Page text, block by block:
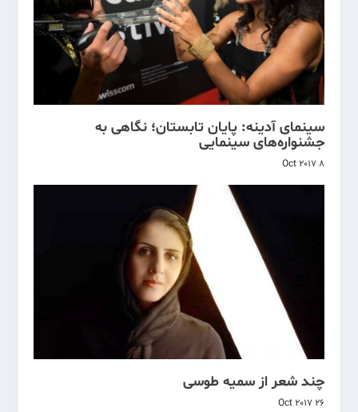
سینمای آدینه: پایان تابستان؛ نگاهی به
جشنواره‌های سینمایی
8 Oct 2017
چند شعر از سمیه طوسی
26 Oct 2017